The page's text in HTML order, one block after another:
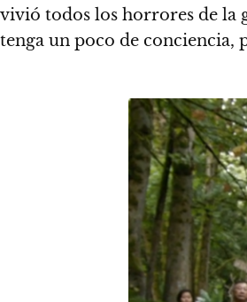
vivió todos los horrores de la
tenga un poco de conciencia,